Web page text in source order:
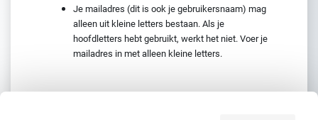
Je mailadres (dit is ook je gebruikersnaam) mag
alleen uit kleine letters bestaan. Als je
hoofdletters hebt gebruikt, werkt het niet. Voer je
mailadres in met alleen kleine letters.